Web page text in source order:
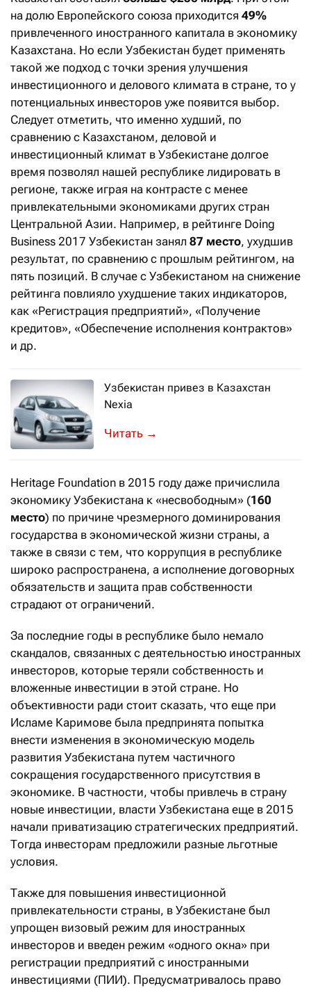
на долю Европейского союза приходится 49%
привлеченного иностранного капитала в экономику
Казахстана. Но если Узбекистан будет применять
такой же подход с точки зрения улучшения
инвестиционного и делового климата в стране, то у
потенциальных инвесторов уже появится выбор.
Следует отметить, что именно худший, по
сравнению с Казахстаном, деловой и
инвестиционный климат в Узбекистане долгое
время позволял нашей республике лидировать в
регионе, также играя на контрасте с менее
привлекательными экономиками других стран
Центральной Азии. Например, в рейтинге Doing
Business 2017 Узбекистан занял 87 место, ухудшив
результат, по сравнению с прошлым рейтингом, на
пять позиций. В случае с Узбекистаном на снижение
рейтинга повлияло ухудшение таких индикаторов,
как «Регистрация предприятий», «Получение
кредитов», «Обеспечение исполнения контрактов»
и др.
Узбекистан привез в Казахстан
Nexia
Соглашение о сотрудничестве
→
Heritage Foundation в 2015 году даже причислила
экономику Узбекистана к «несвободным» (160
место) по причине чрезмерного доминирования
государства в экономической жизни страны, а
также в связи с тем, что коррупция в республике
широко распространена, а исполнение договорных
обязательств и защита прав собственности
страдают от ограничений.
За последние годы в республике было немало
скандалов, связанных с деятельностью иностранных
инвесторов, которые теряли собственность и
вложенные инвестиции в этой стране. Но
объективности ради стоит сказать, что еще при
Исламе Каримове была предпринята попытка
внести изменения в экономическую модель
развития Узбекистана путем частичного
сокращения государственного присутствия в
экономике. В частности, чтобы привлечь в страну
новые инвестиции, власти Узбекистана еще в 2015
начали приватизацию стратегических предприятий.
Тогда инвесторам предложили разные льготные
условия.
Также для повышения инвестиционной
привлекательности страны, в Узбекистане был
упрощен визовый режим для иностранных
инвесторов и введен режим «одного окна» при
регистрации предприятий с иностранными
инвестициями (ПИИ). Предусматривалось право